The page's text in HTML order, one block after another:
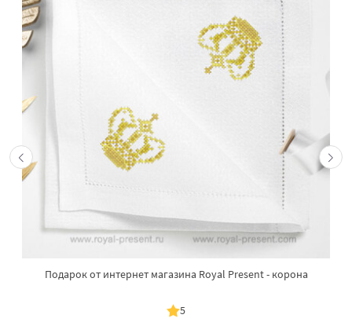
Подарок от интернет магазина Royal Present - корона
5